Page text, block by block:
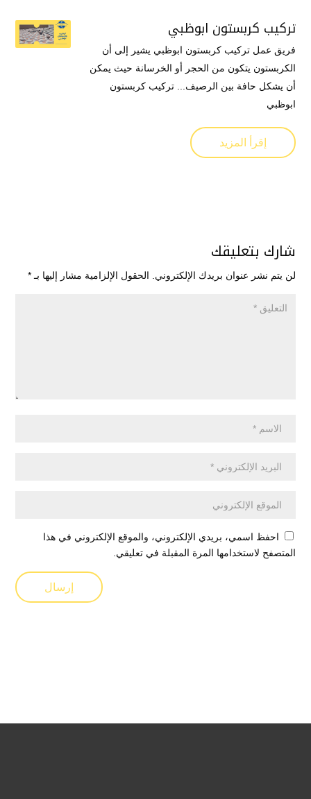
تركيب كربستون ابوظبي
فريق عمل تركيب كربستون ابوظبي يشير إلى أن
الكربستون يتكون من الحجر أو الخرسانة حيث يمكن
أن يشكل حافة بين الرصيف... تركيب كربستون
ابوظبي
إقرأ المزيد
شارك بتعليقك
لن يتم نشر عنوان بريدك الإلكتروني. الحقول الإلزامية مشار إليها بـ *
احفظ اسمي، بريدي الإلكتروني، والموقع الإلكتروني في هذا
المتصفح لاستخدامها المرة المقبلة في تعليقي.